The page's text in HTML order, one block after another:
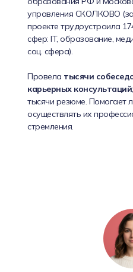
управления СКОЛКОВО (за
проекте трудоустроила
сфер: IT, образование,
соц. сфера).
Провела тысячи
карьерных консультаций
тысячи резюме. Помогает
осуществлять их
стремления.